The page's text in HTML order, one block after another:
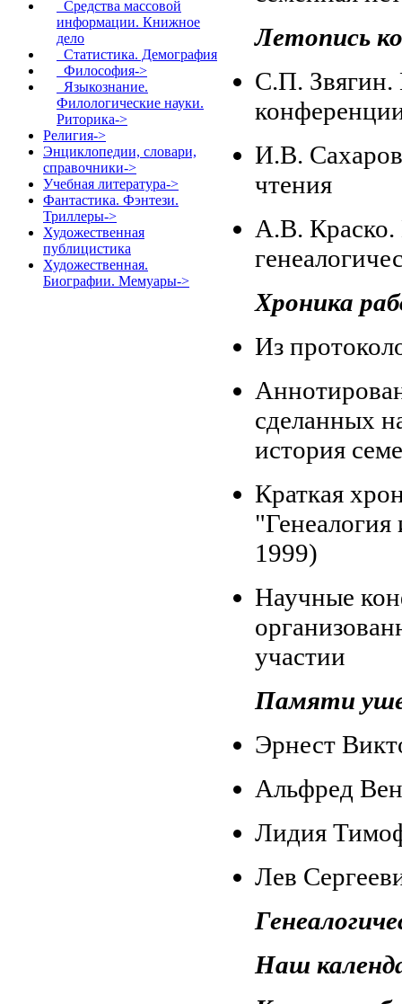
Средства массовой
информации. Книжное
дело
Статистика. Демография
Философия->
Языкознание.
Филологические науки.
Риторика->
Религия->
Энциклопедии, словари,
справочники->
Учебная литература->
Фантастика. Фэнтези.
Триллеры->
Художественная
публицистика
Художественная.
Биографии. Мемуары->
Летопись
С.П. Звягин.
И.В.
чтения
А.В.
Хроника
Из
сделанных
история
Краткая
1999)
Научные
участии
Памяти
Эрнест
Альфред
Лидия
Лев
Наш